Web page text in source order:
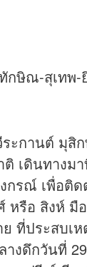
กษิณ-สุเทพ
ะกานต์ มุสิ
เดินทางม
กรณ์ เพื่อติ
หรือ สิงห์ มื
ย ที่ประสบเ
างดึกวันที่